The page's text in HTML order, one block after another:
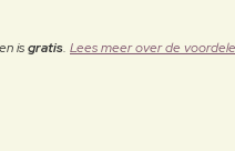
isgratis. Lees meer over de